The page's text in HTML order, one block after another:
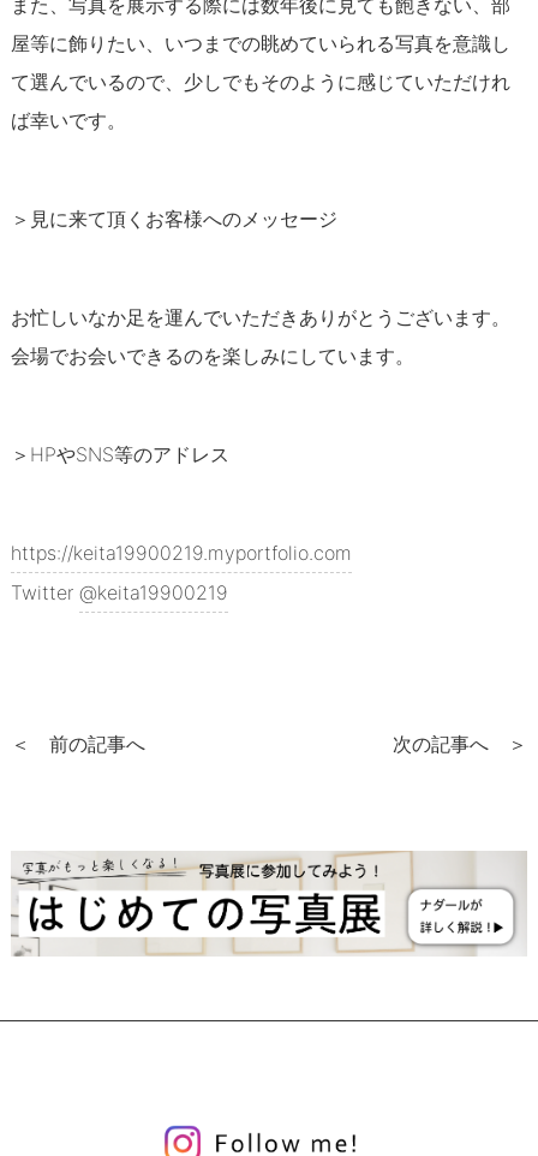
また、写真を展示する際には数年後に見ても飽きない、部
屋等に飾りたい、いつまでの眺めていられる写真を意識し
て選んでいるので、少しでもそのように感じていただけれ
ば幸いです。
＞見に来て頂くお客様へのメッセージ
お忙しいなか足を運んでいただきありがとうございます。
会場でお会いできるのを楽しみにしています。
＞HPやSNS等のアドレス
https://keita19900219.myportfolio.com
Twitter @keita19900219
＜ 前の記事へ 次の記事へ ＞